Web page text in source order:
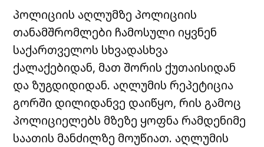
პოლიციის აღლუმზე პოლიციის
თანამშრომლები ჩამოსული იყვნენ
საქართველოს სხვადასხვა
ქალაქებიდან, მათ შორის ქუთაისიდან
და ზუგდიდიდან. აღლუმის რეპეტიცია
გორში დილიდანვე დაიწყო, რის გამოც
პოლიციელებს მზეზე ყოფნა რამდენიმე
საათის მანძილზე მოუწიათ. აღლუმის